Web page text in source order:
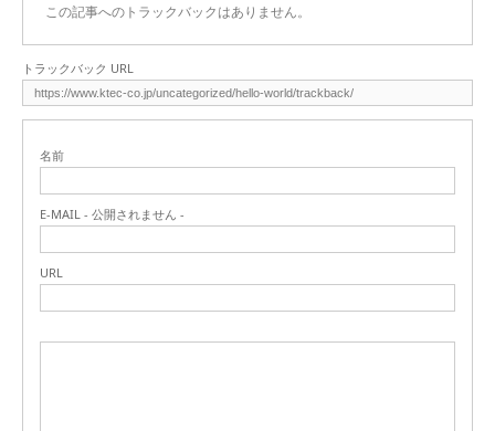
この記事へのトラックバックはありません。
トラックバック URL
名前
E-MAIL - 公開されません -
URL